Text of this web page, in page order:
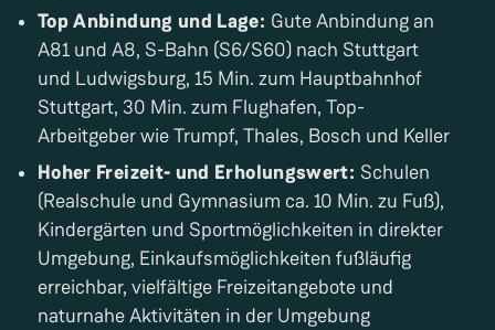
Top Anbindung und Lage: Gute Anbindung an
A81 und A8, S-Bahn (S6/S60) nach Stuttgart
und Ludwigsburg, 15 Min. zum Hauptbahnhof
Stuttgart, 30 Min. zum Flughafen, Top-
Arbeitgeber wie Trumpf, Thales, Bosch und Keller
Hoher Freizeit- und Erholungswert: Schulen
(Realschule und Gymnasium ca. 10 Min. zu Fuß),
Kindergärten und Sportmöglichkeiten in direkter
Umgebung, Einkaufsmöglichkeiten fußläufig
erreichbar, vielfältige Freizeitangebote und
naturnahe Aktivitäten in der Umgebung